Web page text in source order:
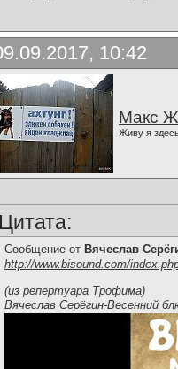
10:42
Макс
Живу я
Цитата:
Сообщение от Вячеслав
http://www.bisound.com/
(из репертуара Трофима)
Вячеслав Серёгин-Весенний